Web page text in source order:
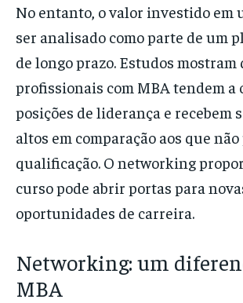
No entanto, o valor investido em
ser analisado como parte de um
de longo prazo. Estudos mostram
profissionais com MBA tendem a
posições de liderança e recebem
altos em comparação aos que
qualificação. O networking
curso pode abrir portas para
oportunidades de carreira.
Networking: um
MBA